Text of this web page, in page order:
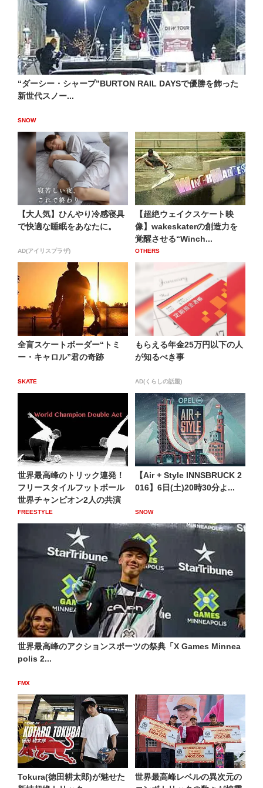
“ダーシー・シャープ”BURTON RAIL DAYSで優勝を飾った
新世代スノー...
SNOW
【大人気】ひんやり冷感寝具
で快適な睡眠をあなたに。
AD(アイリスプラザ)
【超絶ウェイクスケート映
像】wakeskaterの創造力を
覚醒させる“Winch...
OTHERS
全盲スケートボーダー“トミ
ー・キャロル”君の奇跡
SKATE
もらえる年金25万円以下の人
が知るべき事
AD(くらしの話題)
世界最高峰のトリック連発！
フリースタイルフットボール
世界チャンピオン2人の共演
FREESTYLE
【Air + Style INNSBRUCK 2
016】6日(土)20時30分よ...
SNOW
世界最高峰のアクションスポーツの祭典「X Games Minnea
polis 2...
FMX
Tokura(徳田耕太郎)が魅せた
世界最高峰レベルの異次元の